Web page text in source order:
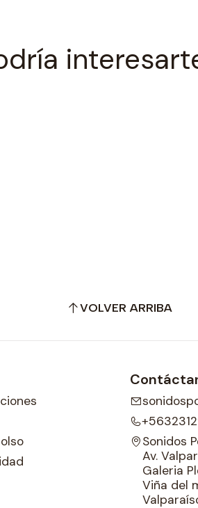
VOLVER ARRIBA
Sonidos
Av.
Galeria
Viña del